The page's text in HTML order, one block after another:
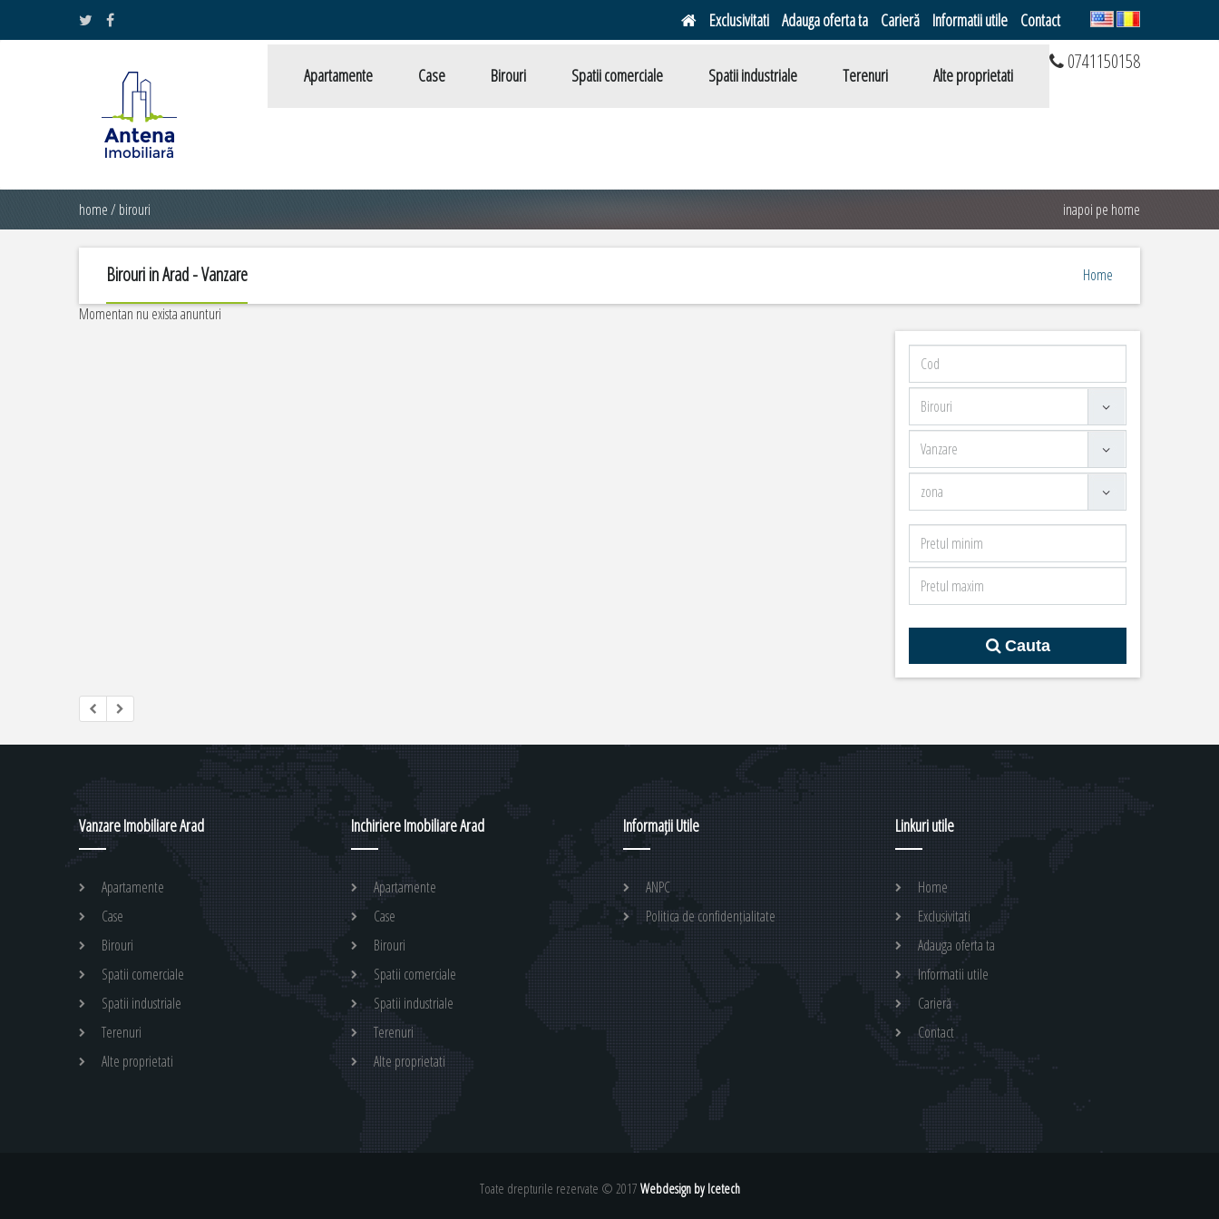
Exclusivitati Adauga oferta ta Carieră Informatii utile Contact
0741150158
Apartamente Case Birouri Spatii comerciale Spatii industriale Terenuri Alte proprietati
home/birouri inapoi pe home
Birouri in Arad - Vanzare
Home
Momentan nu exista anunturi
Cauta
Vanzare Imobiliare Arad
Apartamente
Case
Birouri
Spatii comerciale
Spatii industriale
Terenuri
Alte proprietati
Inchiriere Imobiliare Arad
Apartamente
Case
Birouri
Spatii comerciale
Spatii industriale
Terenuri
Alte proprietati
Informații Utile
ANPC
Politica de confidențialitate
Linkuri utile
Home
Exclusivitati
Adauga oferta ta
Informatii utile
Carieră
Contact
Toate drepturile rezervate © 2017 Webdesign by Icetech